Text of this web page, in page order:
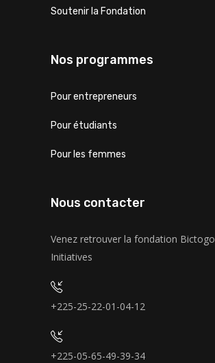
Soutenir la Fondation
Nos programmes
Pour entrepreneurs
Pour étudiants
Pour les femmes
Nous contacter
Venez retrouver la fondation Bictogo
Initiatives
+225-25-22-01-04-12
+225-05-65-49-39-34